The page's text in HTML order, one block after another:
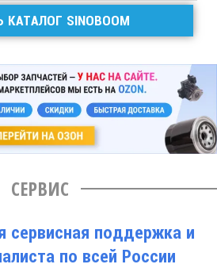
КАТАЛОГ SINOBOOM
СЕРВИС
сервисная поддержка и
по всей России